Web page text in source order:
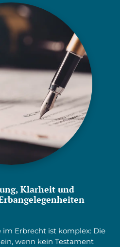
Klarheit und
im Erbrecht ist komplex: Die
wenn kein Testament